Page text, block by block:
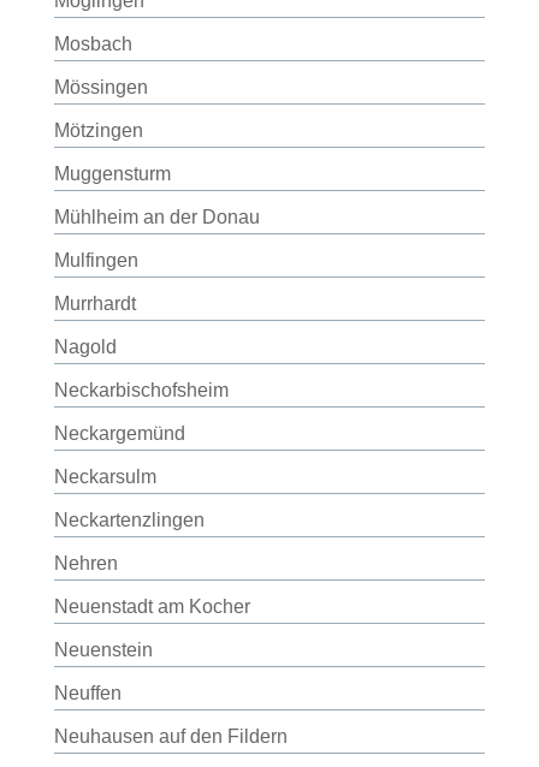
Mosbach
Mössingen
Mötzingen
Muggensturm
Mühlheim an der Donau
Mulfingen
Murrhardt
Nagold
Neckarbischofsheim
Neckargemünd
Neckarsulm
Neckartenzlingen
Nehren
Neuenstadt am Kocher
Neuenstein
Neuffen
Neuhausen auf den Fildern